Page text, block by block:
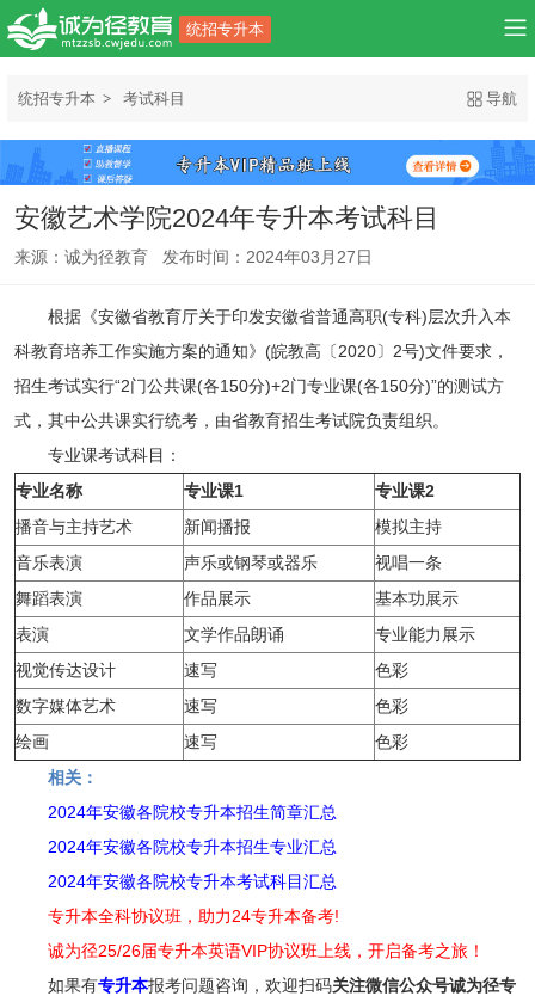
统招专升本
统招专升本 考试科目 导航
安徽艺术学院2024年专升本考试科目
来源：诚为径教育 发布时间：2024年03月27日
根据《安徽省教育厅关于印发安徽省普通高职(专科)层次升入本
科教育培养工作实施方案的通知》(皖教高〔2020〕2号)文件要求，
招生考试实行“2门公共课(各150分)+2门专业课(各150分)”的测试方
式，其中公共课实行统考，由省教育招生考试院负责组织。
专业课考试科目：
专业名称
专业课1 专业课2
播音与主持艺术
新闻播报
模拟主持
音乐表演
声乐或钢琴或器乐
视唱一条
舞蹈表演
作品展示
基本功展示
表演
文学作品朗诵
专业能力展示
视觉传达设计
速写
色彩
数字媒体艺术
速写
色彩
绘画
速写
色彩
相关：
2024年安徽各院校专升本招生简章汇总
2024年安徽各院校专升本招生专业汇总
2024年安徽各院校专升本考试科目汇总
专升本全科协议班，助力24专升本备考!
诚为径25/26届专升本英语VIP协议班上线，开启备考之旅！
如果有专升本报考问题咨询，欢迎扫码关注微信公众号诚为径专